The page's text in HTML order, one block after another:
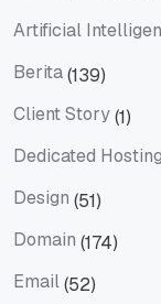
Artificial
Berita(139)
Client Story(1)
Dedicated Hosting
Design (51)
Domain (174)
Email(52)